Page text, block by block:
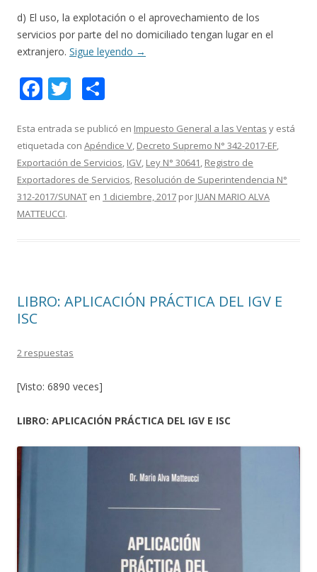
d) El uso, la explotación o el aprovechamiento de los
servicios por parte del no domiciliado tengan lugar en el
extranjero. Sigue leyendo →
F
e
b
o
o
k
T
itt
er
m
p
ar
ti
Esta entrada se publicó en Impuesto General a las Ventas y está
etiquetada con Apéndice V, Decreto Supremo N° 342-2017-EF,
Exportación de Servicios, IGV, Ley N° 30641, Registro de
Exportadores de Servicios, Resolución de Superintendencia N°
312-2017/SUNAT en 1 diciembre, 2017 por JUAN MARIO ALVA
MATTEUCCI.
LIBRO: APLICACIÓN PRÁCTICA DEL IGV E
ISC
2 respuestas
[Visto: 6890 veces]
LIBRO: APLICACIÓN PRÁCTICA DEL IGV E ISC